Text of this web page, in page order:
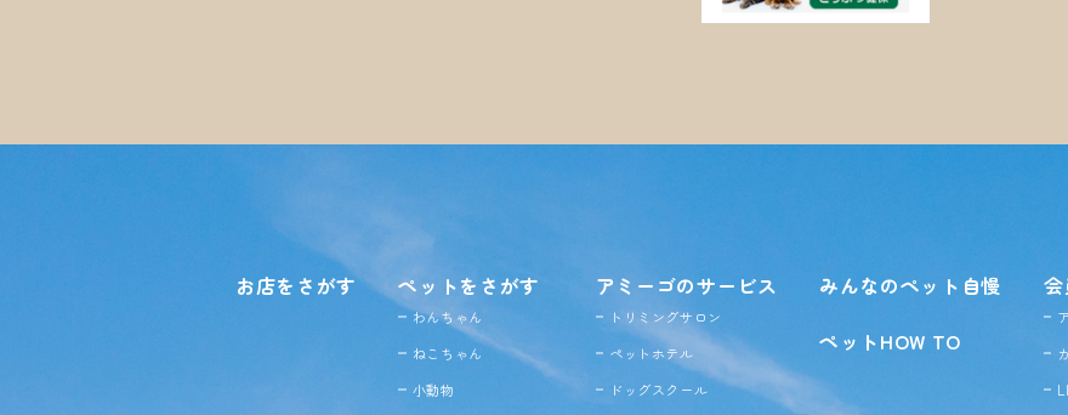
お店をさがす ペットをさがす
わんちゃん
ねこちゃん
小動物
アミーゴのサービス
トリミングサロン
ペットホテル
ドッグスクール
みんなのペット自慢
ペットHOW TO